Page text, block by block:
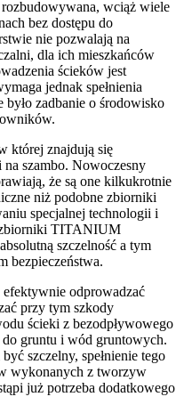
wciąż wiele
bez dostępu do
nie pozwalają na
dla ich mieszkańców
ścieków jest
jednak spełnienia
zadbanie o środowisko
której znajdują się
szambo. Nowoczesny
że są one kilkukrotnie
niż podobne zbiorniki
specjalnej technologii i
zbiorniki TITANIUM
szczelność a tym
bezpieczeństwa.
efektywnie odprowadzać
przy tym szkody
ścieki z bezodpływowego
do gruntu i wód gruntowych.
szczelny, spełnienie tego
wykonanych z tworzyw
już potrzeba dodatkowego